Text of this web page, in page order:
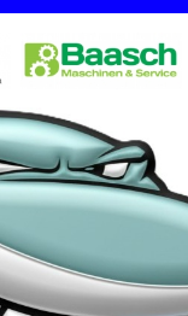
der Haie